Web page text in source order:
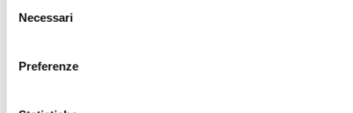
delNecessari
Preferenze
Quando a prendersi cura è un giovane: cosa sapere dal punto